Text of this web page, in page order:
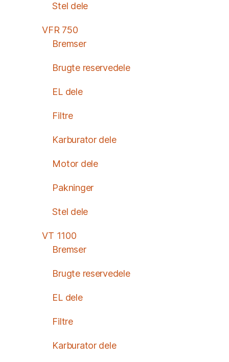
Stel dele
VFR 750
Bremser
Brugte reservedele
EL dele
Filtre
Karburator dele
Motor dele
Pakninger
Stel dele
VT 1100
Bremser
Brugte reservedele
EL dele
Filtre
Karburator dele